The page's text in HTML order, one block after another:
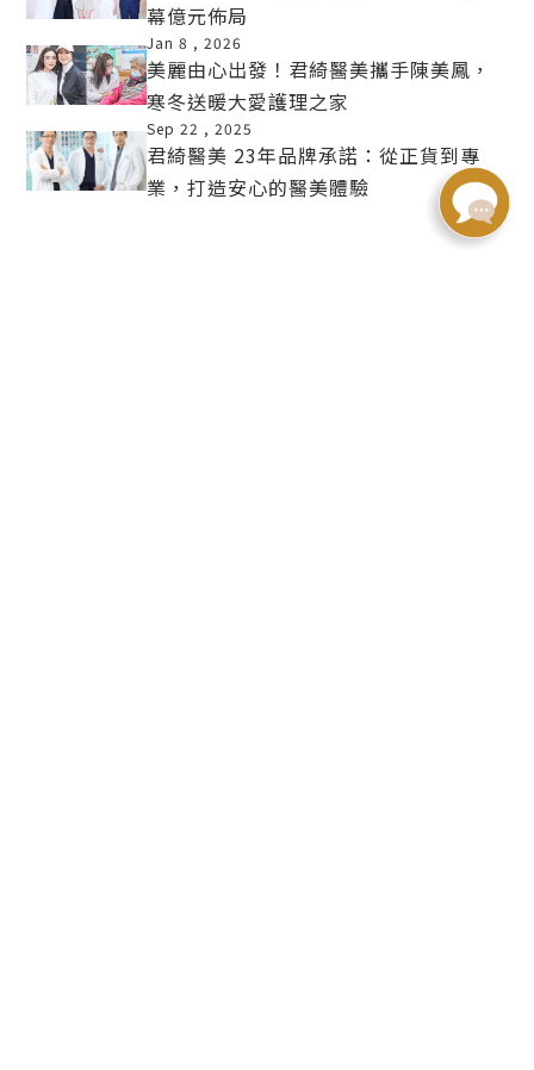
幕億元佈局
MORE
Jan 8 , 2026
美麗由心出發！君綺醫美攜手陳美鳳，
寒冬送暖大愛護理之家
MORE
Sep 22 , 2025
君綺醫美 23年品牌承諾：從正貨到專
業，打造安心的醫美體驗